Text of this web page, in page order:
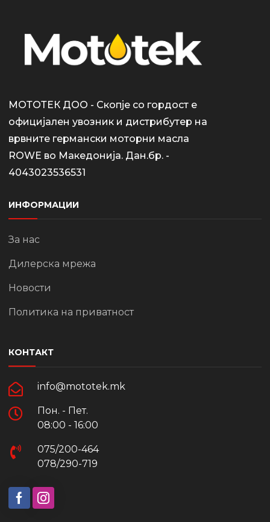
МОТОТЕК ДОО - Скопје со гордост е
официјален увозник и дистрибутер на
врвните германски моторни масла
ROWE во Македонија. Дан.бр. -
4043023536531
ИНФОРМАЦИИ
За нас
Дилерска мрежа
Новости
Политика на приватност
КОНТАКТ
info@mototek.mk
Пон. - Пет.
08:00 - 16:00
075/200-464
078/290-719